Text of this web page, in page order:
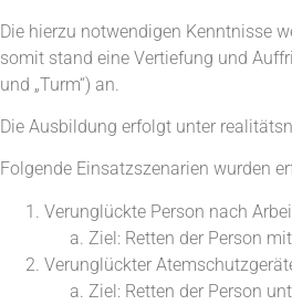
Die hierzu notwendigen Kenntnisse
somit stand eine Vertiefung und
und „Turm“) an.
Die Ausbildung erfolgt unter
Folgende Einsatzszenarien wurden
Verunglückte Person nach
Ziel: Retten der Person
Verunglückter
Ziel: Retten der Person